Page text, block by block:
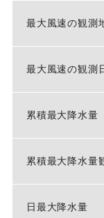
最大風速の観測
最大風速の観測
累積最大降水量
累積最大降水量
日最大降水量